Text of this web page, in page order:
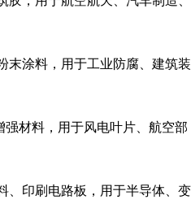
末涂料，用于工业防腐、建筑装
强材料，用于风电叶片、航空部
、印刷电路板，用于半导体、变